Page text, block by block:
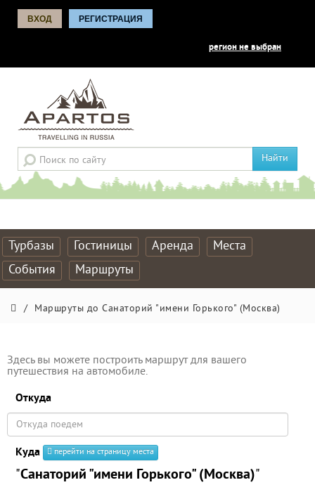
ВХОД РЕГИСТРАЦИЯ
регион не выбран
Найти
Турбазы Гостиницы Аренда
Места
События
Маршруты
/ Маршруты до Санаторий "имени Горького" (Москва)
Здесь вы можете построить маршрут для вашего
путешествия на автомобиле.
Откуда
Куда перейти на страницу места
"Санаторий "имени Горького" (Москва)"